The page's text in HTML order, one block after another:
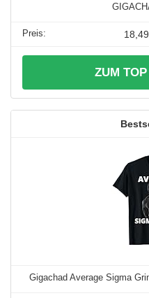
ZUM
Gigachad Average Sigma